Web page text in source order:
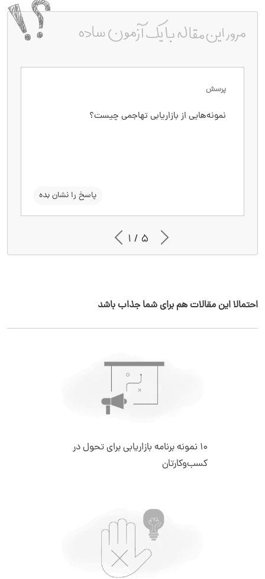
پرسش
نمونه‌هایی از بازاریابی تهاجمی چیست؟
پاسخ را نشان بده
تماس سرد، کمپین‌های ایمیل مارکتینگ و تعامل
1 / 5
احتمالا این مقالات هم برای شما جذاب باشد
10 نمونه برنامه بازاریابی برای تحول در
کسب‌وکارتان